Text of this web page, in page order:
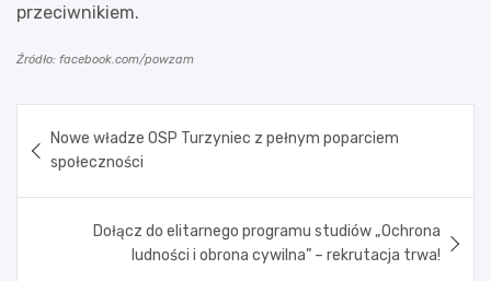
przeciwnikiem.
Źródło: facebook.com/powzam
wpisu
Nowe władze OSP Turzyniec z pełnym poparciem
społeczności
Dołącz do elitarnego programu studiów „Ochrona
ludności i obrona cywilna” – rekrutacja trwa!